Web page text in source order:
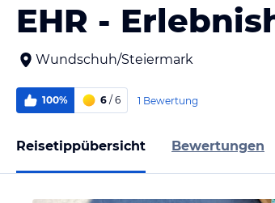
EHR -
Wundschuh/Steiermark
100% 6 / 6 1 Bewertung
Reisetippübersicht Bewertungen